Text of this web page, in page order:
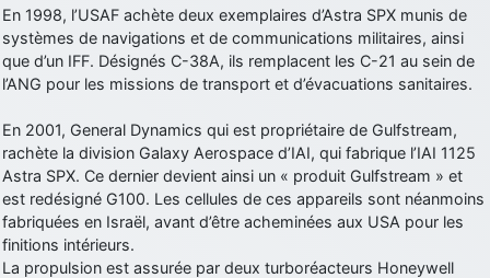
et de bonnes fêtes de fin d'année.
d9pouces: Joyeux Noël à tous !
d9pouces : mais tu peux tenter l'un des rares lycées militaires
d9pouces: C'est plutôt après le lycée, voire après une prépa
scientifique, tu as donc encore un peu de temps devant toi
yaellerigolow: bonjour a tous je suis un élève de première
passionnée par l'aviation militaire , pourrais je savoir que faire après
le lycée pour s'orienter et pouvoir devenir officier de l'armée de l'air?
d9pouces: lesquels, par exemple ?
En 1998, l’USAF achète deux exemplaires d’Astra SPX munis de
systèmes de navigations et de communications militaires, ainsi
que d’un IFF. Désignés C-38A, ils remplacent les C-21 au sein de
l’ANG pour les missions de transport et d’évacuations sanitaires.
En 2001, General Dynamics qui est propriétaire de Gulfstream,
rachète la division Galaxy Aerospace d’IAI, qui fabrique l’IAI 1125
Astra SPX. Ce dernier devient ainsi un « produit Gulfstream » et
est redésigné G100. Les cellules de ces appareils sont néanmoins
fabriquées en Israël, avant d’être acheminées aux USA pour les
finitions intérieurs.
La propulsion est assurée par deux turboréacteurs Honeywell